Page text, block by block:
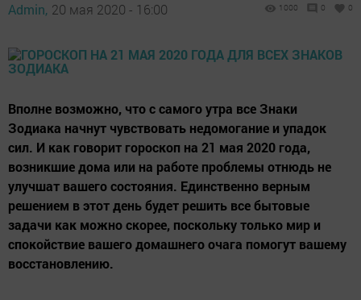
Admin, 20 мая 2020 - 16:00 1000 0 0
Вполне возможно, что с самого утра все Знаки
Зодиака начнут чувствовать недомогание и упадок
сил. И как говорит гороскоп на 21 мая 2020 года,
возникшие дома или на работе проблемы отнюдь не
улучшат вашего состояния. Единственно верным
решением в этот день будет решить все бытовые
задачи как можно скорее, поскольку только мир и
спокойствие вашего домашнего очага помогут вашему
восстановлению.